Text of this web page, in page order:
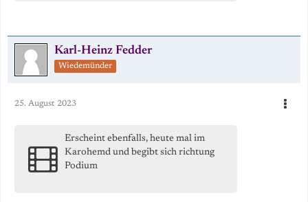
Karl-Heinz Fedder
Wiedemünder
25. August 2023
Erscheint ebenfalls, heute mal im
Karohemd und begibt sich richtung
Podium